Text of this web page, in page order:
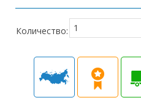
Количество: